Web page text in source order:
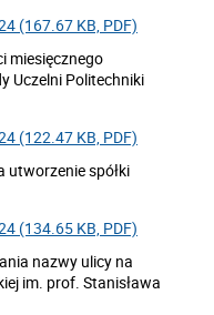
(167.67 KB, PDF)
miesięcznego
Uczelni Politechniki
(122.47 KB, PDF)
utworzenie spółki
(134.65 KB, PDF)
nazwy ulicy na
im. prof. Stanisława